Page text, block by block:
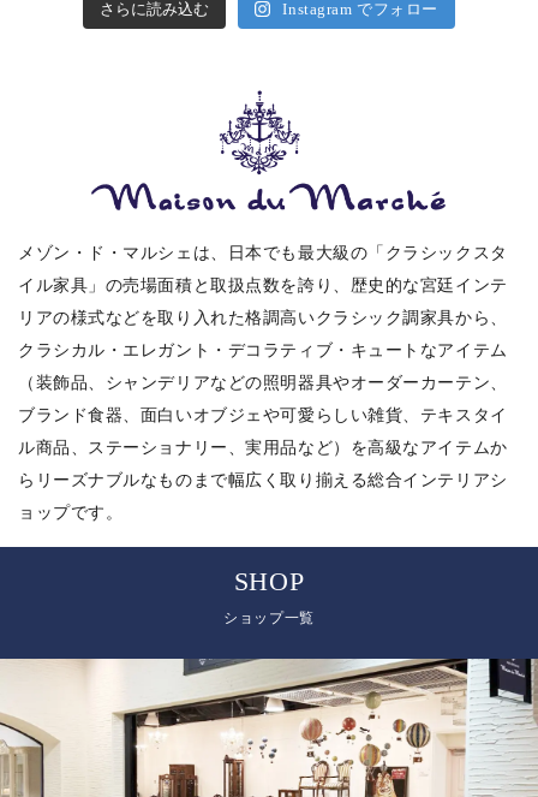
さらに読み込む Instagram でフォロー
メゾン・ド・マルシェは、日本でも最大級の「クラシックスタ
イル家具」の売場面積と取扱点数を誇り、歴史的な宮廷インテ
リアの様式などを取り入れた格調高いクラシック調家具から、
クラシカル・エレガント・デコラティブ・キュートなアイテム
（装飾品、シャンデリアなどの照明器具やオーダーカーテン、
ブランド食器、面白いオブジェや可愛らしい雑貨、テキスタイ
ル商品、ステーショナリー、実用品など）を高級なアイテムか
らリーズナブルなものまで幅広く取り揃える総合インテリアシ
ョップです。
SHOP
ショップ一覧